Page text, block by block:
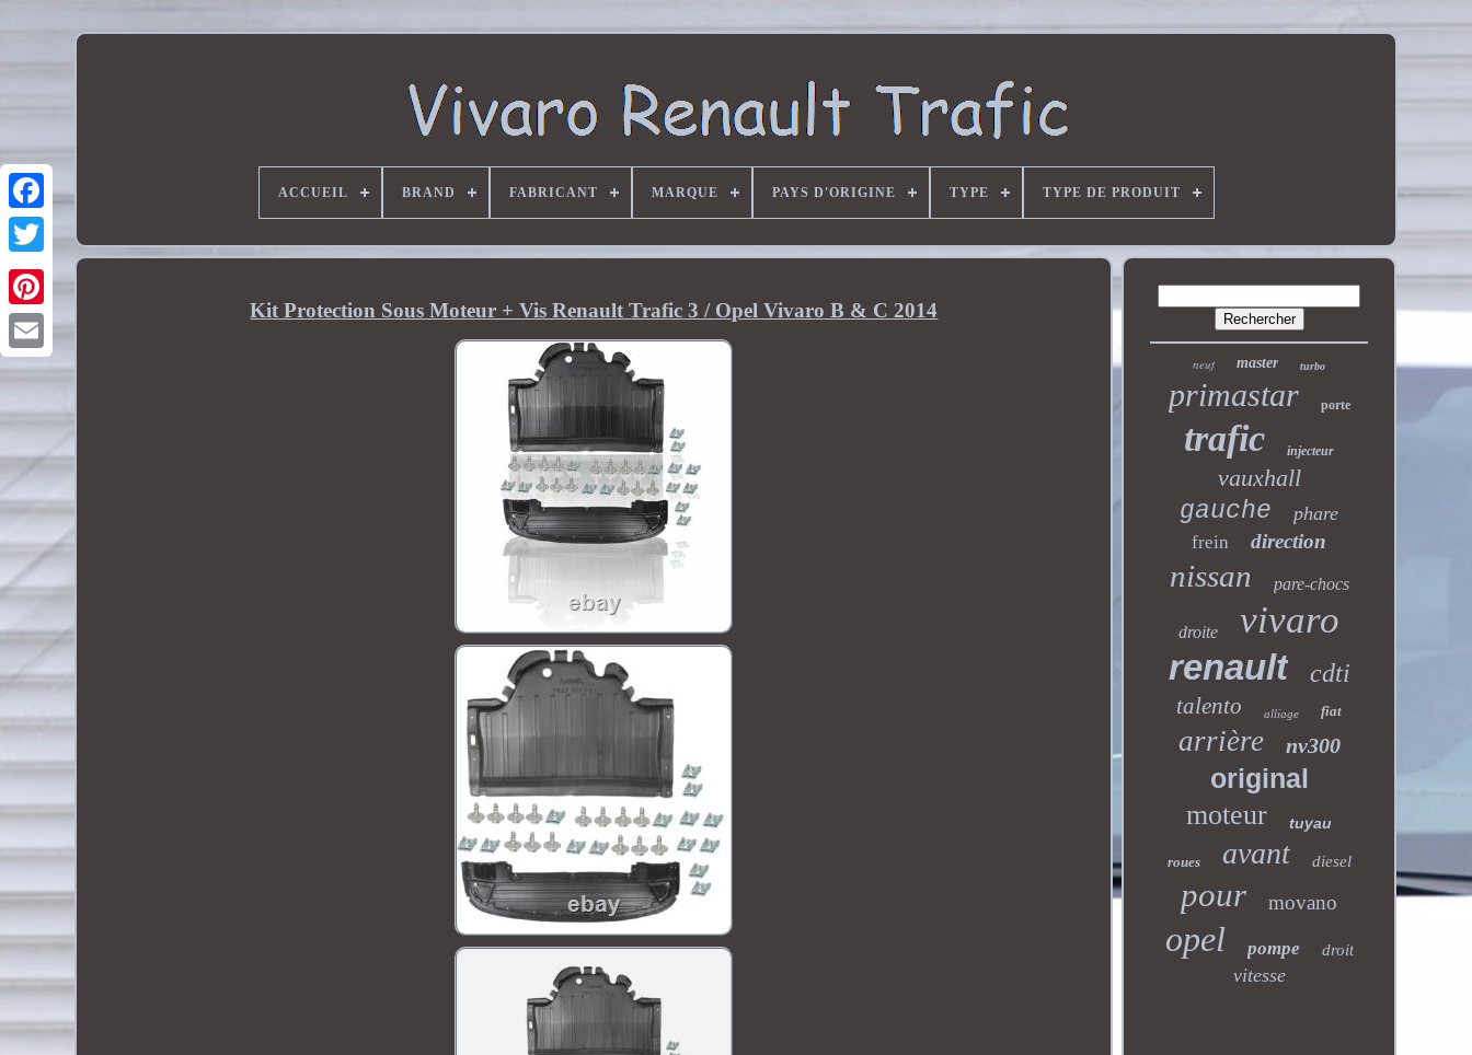
ACCUEIL BRAND FABRICANT MARQUE PAYS D'ORIGINE TYPE TYPE DE PRODUIT
Kit Protection Sous Moteur + Vis Renault Trafic 3 / Opel Vivaro B & C 2014
neuf master turbo
primastar porte
trafic injecteur
vauxhall
gauche phare
frein direction
nissan pare-chocs
droite vivaro
renault cdti
talento alliage fiat
arrière nv300
original
moteur tuyau
roues avant diesel
pour movano
opel pompe droit
vitesse